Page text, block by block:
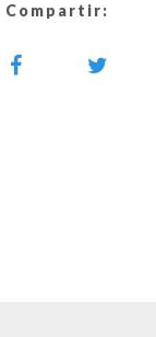
Compartir: